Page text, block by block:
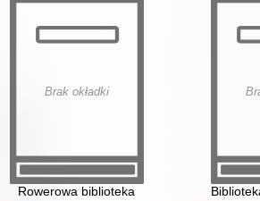
Brak okładki
Rowerowa biblioteka